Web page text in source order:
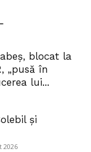
blocat la
„pusă în
lui...
și
2026